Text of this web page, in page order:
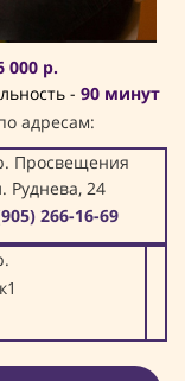
000 р.
- 90 минут
адресам:
Просвещения
Руднева, 24
266-16-69